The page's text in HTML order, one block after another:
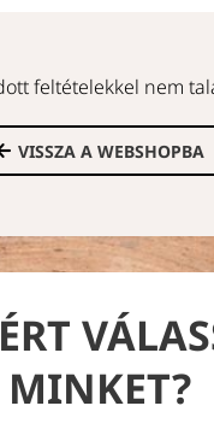
feltételekkel nem
VISSZA A WEBSHOPBA
MINKET?